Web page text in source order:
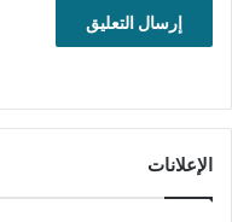
البحث عن ملفات
الإعلانات